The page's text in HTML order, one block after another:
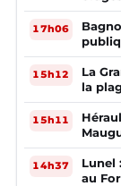
17h06
la
15h12
La
la
15h11
14h37
Lunel
au